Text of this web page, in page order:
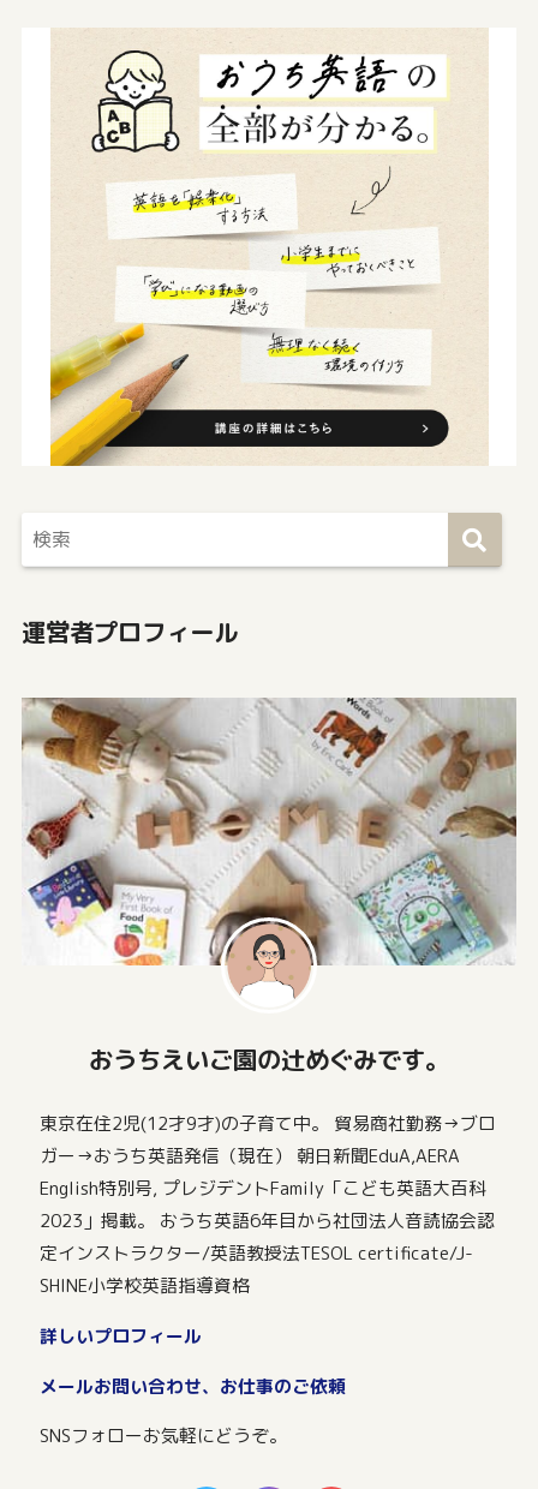
運営者プロフィール
おうちえいご園の辻めぐみです。
東京在住2児(12才9才)の子育て中。 貿易商社勤務→ブロ
ガー→おうち英語発信（現在） 朝日新聞EduA,AERA
English特別号, プレジデントFamily「こども英語大百科
2023」掲載。 おうち英語6年目から社団法人音読協会認
定インストラクター/英語教授法TESOL certificate/J-
SHINE小学校英語指導資格
詳しいプロフィール
メールお問い合わせ、お仕事のご依頼
SNSフォローお気軽にどうぞ。